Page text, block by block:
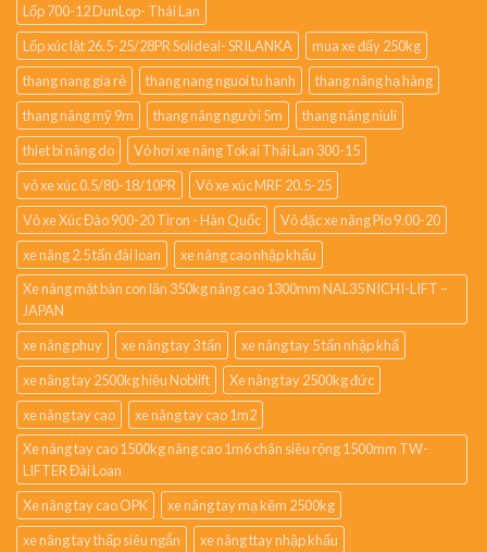
Lốp 700-12 DunLop- Thái Lan
Lốp xúc lật 26.5-25/28PR Solideal- SRILANKA
mua xe đẩy 250kg
thang nang gia rẻ
thang nang nguoi tu hanh
thang nâng hạ hàng
thang nâng mỹ 9m
thang nâng người 5m
thang nâng niuli
thiet bi nâng do
Vỏ hơi xe nâng Tokai Thái Lan 300-15
vỏ xe xúc 0.5/80-18/10PR
Vỏ xe xúc MRF 20.5-25
Vỏ xe Xúc Đào 900-20 Tiron - Hàn Quốc
Vỏ đặc xe nâng Pio 9.00-20
xe nâng 2.5 tấn đài loan
xe nâng cao nhập khẩu
Xe nâng mặt bàn con lăn 350kg nâng cao 1300mm NAL35 NICHI-LIFT –
JAPAN
xe nâng phuy
xe nâng tay 3 tấn
xe nâng tay 5 tấn nhập khẩ
xe nâng tay 2500kg hiệu Noblift
Xe nâng tay 2500kg đức
xe nâng tay cao
xe nâng tay cao 1m2
Xe nâng tay cao 1500kg nâng cao 1m6 chân siêu rộng 1500mm TW-
LIFTER Đài Loan
Xe nâng tay cao OPK
xe nâng tay mạ kẽm 2500kg
xe nâng tay thấp siêu ngắn
xe nâng ttay nhập khẩu